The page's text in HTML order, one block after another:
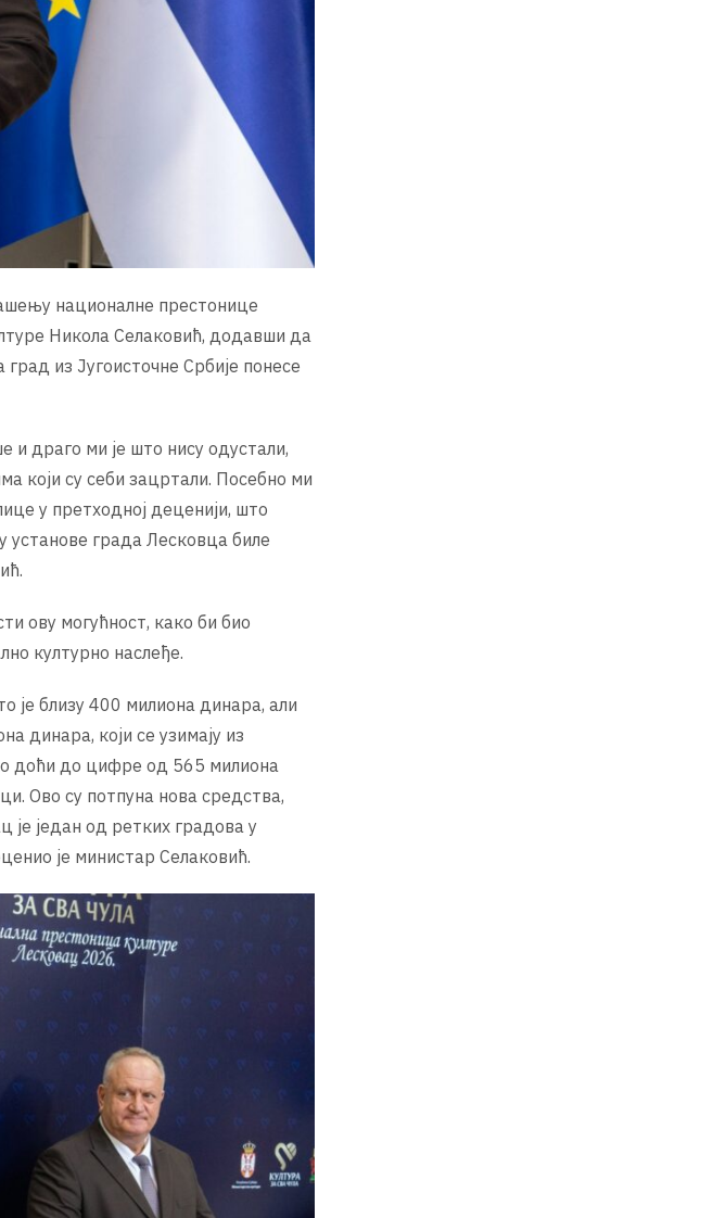
националне престонице
Никола Селаковић, додавши да
из Југоисточне Србије понесе
и драго ми је што нису одустали,
који су себи зацртали. Посебно ми
у претходној деценији, што
установе града Лесковца биле
ову могућност, како би био
културно наслеђе.
је близу 400 милиона динара, али
динара, који се узимају из
доћи до цифре од 565 милиона
Ово су потпуна нова средства,
је један од ретких градова у
је министар Селаковић.